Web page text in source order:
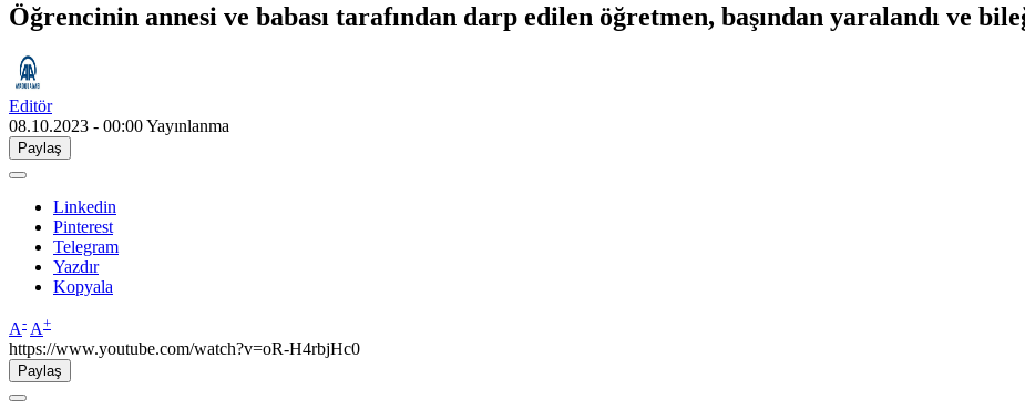
Öğrencinin annesi ve babası tarafından darp edilen öğretmen, başından yaralandı ve
Editör
08.10.2023 - 00:00Yayınlanma
Paylaş
Linkedin
Pinterest
Telegram
Yazdır
Kopyala
A- A+
https://www.youtube.com/watch?v=oR-H4rbjHc0
Paylaş